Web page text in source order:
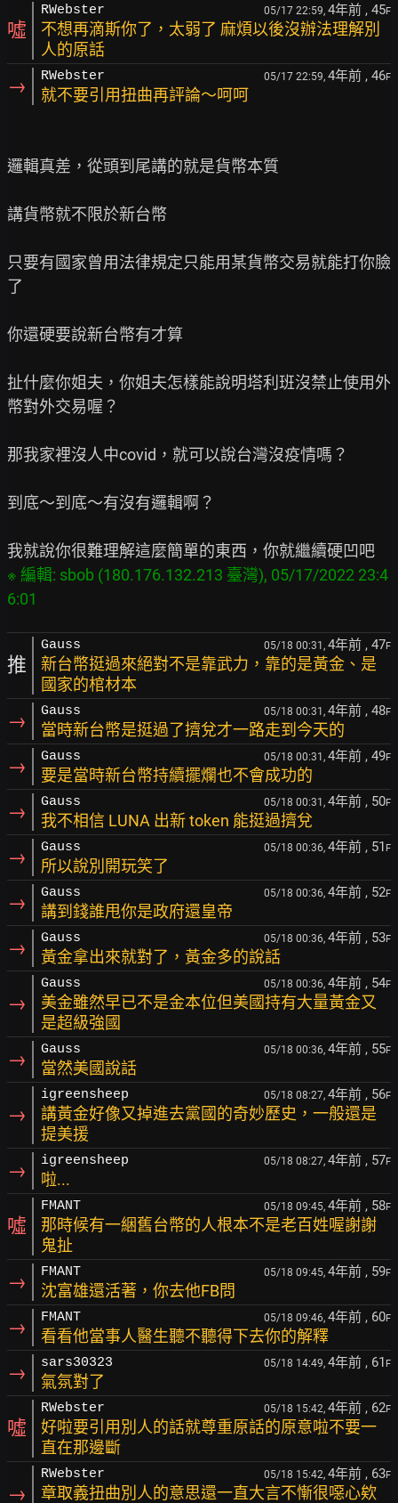
噓
RWebster 05/17 22:59, 4年前 , 45F
不想再滴斯你了，太弱了 麻煩以後沒辦法理解別
人的原話
→ RWebster 05/17 22:59, 4年前 , 46F
就不要引用扭曲再評論～呵呵
邏輯真差，從頭到尾講的就是貨幣本質
講貨幣就不限於新台幣
只要有國家曾用法律規定只能用某貨幣交易就能打你臉
了
你還硬要說新台幣有才算
扯什麼你姐夫，你姐夫怎樣能說明塔利班沒禁止使用外
幣對外交易喔？
那我家裡沒人中covid，就可以說台灣沒疫情嗎？
到底～到底～有沒有邏輯啊？
※ 編輯: sbob (180.176.132.213 臺灣), 05/17/2022 23:4
推
Gauss 05/18 00:31, 4年前 , 47F
新台幣挺過來絕對不是靠武力，靠的是黃金、是
國家的棺材本
→ Gauss 05/18 00:31, 4年前 , 48F
當時新台幣是挺過了擠兌才一路走到今天的
→ Gauss 05/18 00:31, 4年前 , 49F
要是當時新台幣持續擺爛也不會成功的
→ Gauss 05/18 00:31, 4年前 , 50F
我不相信 LUNA 出新 token 能挺過擠兌
→ Gauss 05/18 00:36, 4年前 , 51 F
所以說別開玩笑了
→ Gauss 05/18 00:36, 4年前 , 52F
講到錢誰甩你是政府還皇帝
→ Gauss 05/18 00:36, 4年前 , 53F
黃金拿出來就對了，黃金多的說話
→
Gauss 05/18 00:36, 4年前 , 54F
美金雖然早已不是金本位但美國持有大量黃金又
是超級強國
→ Gauss 05/18 00:36, 4年前 , 55F
當然美國說話
→
igreensheep 05/18 08:27, 4年前 , 56F
講黃金好像又掉進去黨國的奇妙歷史，一般還是
提美援
→ igreensheep 05/18 08:27, 4年前 , 57F
啦...
噓
FMANT 05/18 09:45, 4年前 , 58F
那時候有一綑舊台幣的人根本不是老百姓喔謝謝
鬼扯
→ FMANT 05/18 09:45, 4年前 , 59F
沈富雄還活著，你去他FB問
→ FMANT 05/18 09:46, 4年前 , 60F
看看他當事人醫生聽不聽得下去你的解釋
→ sars30323 05/18 14:49, 4年前 , 61 F
氣氛對了
噓
RWebster 05/18 15:42, 4年前 , 62F
好啦要引用別人的話就尊重原話的原意啦不要一
直在那邊斷
→
RWebster 05/18 15:42, 4年前 , 63F
章取義扭曲別人的意思還一直大言不慚很噁心欸